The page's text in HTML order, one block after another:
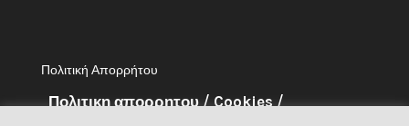
Πολιτική Απορρήτου
Πολιτικη απορρητου/ Cookies /